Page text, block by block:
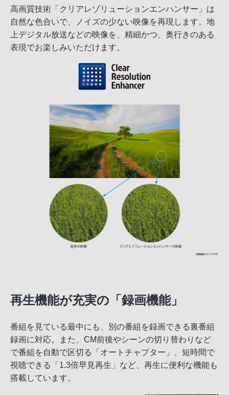
高画質技術「クリアレゾリューションエンハンサー」は
自然な色合いで、ノイズの少ない映像を再現します。地
上デジタル放送などの映像を、精細かつ、奥行きのある
表現でお楽しみいただけます。
再生機能が充実の「録画機能」
番組を見ている最中にも、別の番組を録画できる裏番組
録画に対応。また、CM前後やシーンの切り替わりなど
で番組を自動で区切る「オートチャプター」、短時間で
視聴できる「1.3倍早見再生」など、再生に便利な機能も
搭載しています。